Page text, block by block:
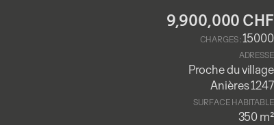
9,900,000 CHF
CHARGES :15000
ADRESSE
Proche du village
Anières 1247
SURFACE HABITABLE
350 m²